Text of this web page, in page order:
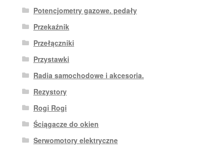
Potencjometry gazowe. pedały
Przekaźnik
Przełączniki
Przystawki
Radia samochodowe i akcesoria.
Rezystory
Rogi Rogi
Ściągacze do okien
Serwomotory elektryczne